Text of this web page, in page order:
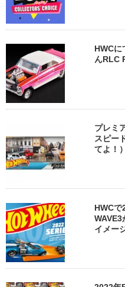
HWCに
んRLC
プレミ
スピー
てよ！）
HWCで
イメー